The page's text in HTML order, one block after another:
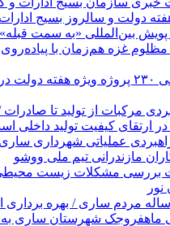
دولت و سالروز بسیج
پویش بین‌المللی «به سمت
غزه هم‌زمان با
افتتاح و کلنگ زنی ۲۳۰ پروژه ویژه هفته
مرکبات از تولید تا صادرات
ارتقای کیفیت تولید داخلی
عملیاتی شهرداری ساری
مازندرانی تیم ملی ووشو
بررسی مشکلات زیست
پایان انتظار ۲۰ ساله مردم ساری / بهره
ماهفروجک شهرستان ساری به